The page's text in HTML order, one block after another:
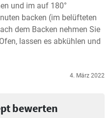
und im auf 180°
backen (im belüfteten
dem Backen nehmen Sie
lassen es abkühlen und
4. März 2022
bewerten